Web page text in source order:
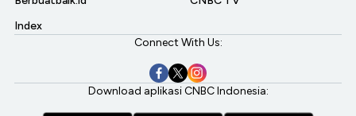
Index
Connect With Us:
Download aplikasi CNBC Indonesia: